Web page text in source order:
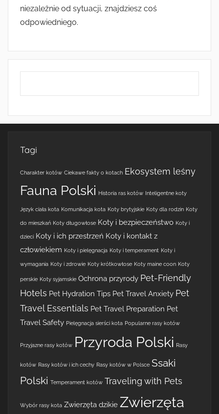
niezależnie od sytuacji, znajdziesz coś
odpowiedniego.
Tagi
Charakter kotów Ciekawe fakty o kotach Ekosystem leśny
Fauna Polski Historia ras kotów Inteligentne koty
Język ciała kota Komunikacja kota Koty brytyjskie Koty dla rodzin Koty
do mieszkań Koty długowłose Koty i bezpieczeństwo Koty i
dzieci Koty i ich przestrzeń Koty i kontakt z
człowiekiem Koty i pielęgnacja Koty i temperament Koty i
wymagania Koty i zdrowie Koty krótkowłose Koty maine coon Koty
perskie Koty syjamskie Ochrona przyrody Pet-Friendly
Hotels Pet Hydration Tips Pet Travel Anxiety Pet
Travel Essentials Pet Travel Preparation Pet
Travel Safety Pielęgnacja sierści kota Popularne rasy kotów
Przyjazne rasy kotów Przyroda Polski Rasy
kotów Rasy kotów i ich cechy Rasy kotów w Polsce Ssaki
Polski Temperament kotów Traveling with Pets
Wybór rasy kota Zwierzęta dzikie Zwierzęta